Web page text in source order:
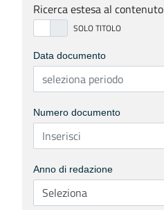
Ricerca estesa al contenuto
Data documento
Numero documento
Anno di redazione